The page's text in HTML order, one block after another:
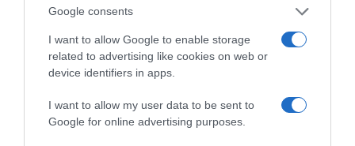
Google consents
I want to allow Google to enable storage
related to advertising like cookies on web or
device identifiers in apps.
I want to allow my user data to be sent to
Google for online advertising purposes.
ΕΠΟΜΕΝΟ ΜΙΑ ΚΑΥΤΗ ΠΑΤΑΤΑ»
Ο κυβερνητικός εκπρόσωπος,
Παύλος Μαρινάκης, ανοίγει τα
χαρτιά του στις «Τυπολογίες»
σε ένα vidcast που μιλάει για
τις μεγάλες τομές στον χώρο